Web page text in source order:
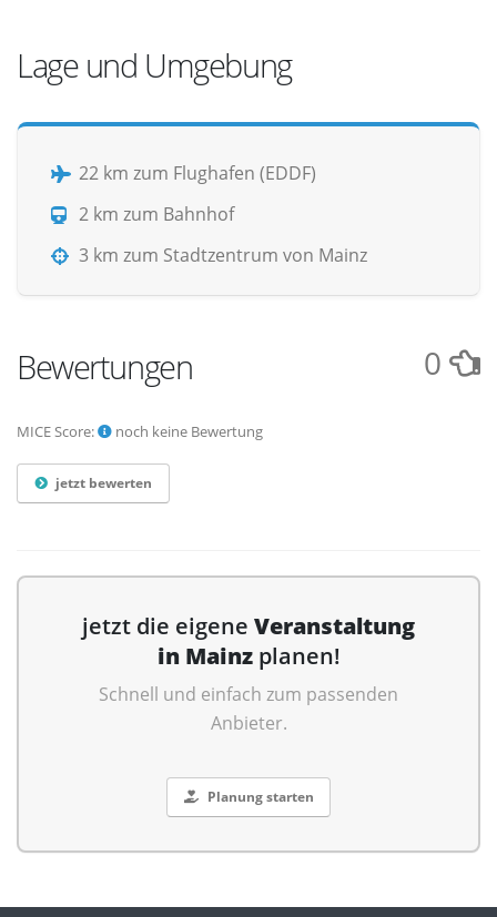
Lage und Umgebung
22 km zum Flughafen (EDDF)
2 km zum Bahnhof
3 km zum Stadtzentrum von Mainz
Bewertungen 0
MICE Score: noch keine Bewertung
jetzt bewerten
jetzt die eigene Veranstaltung
in Mainzplanen!
Schnell und einfach zum passenden
Anbieter.
Planung starten